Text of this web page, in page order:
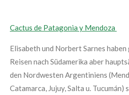
Cactus de Patagonia y Mendoza
Elisabeth und Norbert Sarnes
Reisen nach Südamerika aber
den Nordwesten Argentiniens
Catamarca, Jujuy, Salta u. Tucumán)